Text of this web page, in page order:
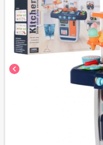
chevron_left